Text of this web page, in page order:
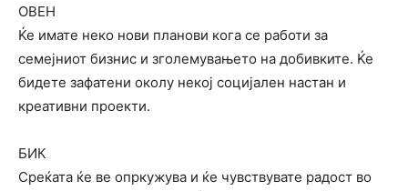
ОВЕН
Ќе имате неко нови планови кога се работи за
семејниот бизнис и зголемувањето на добивките. Ќе
бидете зафатени околу некој социјален настан и
креативни проекти.
БИК
Среќата ќе ве опркужува и ќе чувствувате радост во